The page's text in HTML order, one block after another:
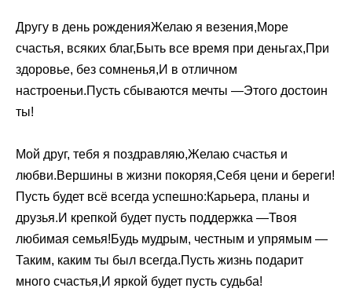
Другу в день рожденияЖелаю я везения,Море
счастья, всяких благ,Быть все время при деньгах,При
здоровье, без сомненья,И в отличном
настроеньи.Пусть сбываются мечты —Этого достоин
ты!
Мой друг, тебя я поздравляю,Желаю счастья и
любви.Вершины в жизни покоряя,Себя цени и береги!
Пусть будет всё всегда успешно:Карьера, планы и
друзья.И крепкой будет пусть поддержка —Твоя
любимая семья!Будь мудрым, честным и упрямым —
Таким, каким ты был всегда.Пусть жизнь подарит
много счастья,И яркой будет пусть судьба!